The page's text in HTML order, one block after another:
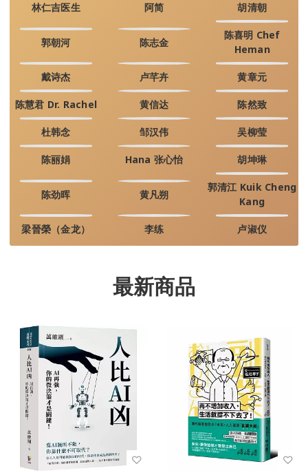
林仁吉医生 阿简 胡清朝
郭朝河 陈志金
陈喜明 Chef
Heman
戴诗杰 卢芊卉 黄章元
陈慧君 Dr. Rachel 黄信达 陈然致
杜韩念 邹汉伟 吴柳莹
陈丽娟 Hana 张心怡 胡坤琳
陈劲晖 黄凡朔
郭清江 Kuik Cheng
Kang
梁晉榮（金龙） 李练 卢淑仪
最新商品